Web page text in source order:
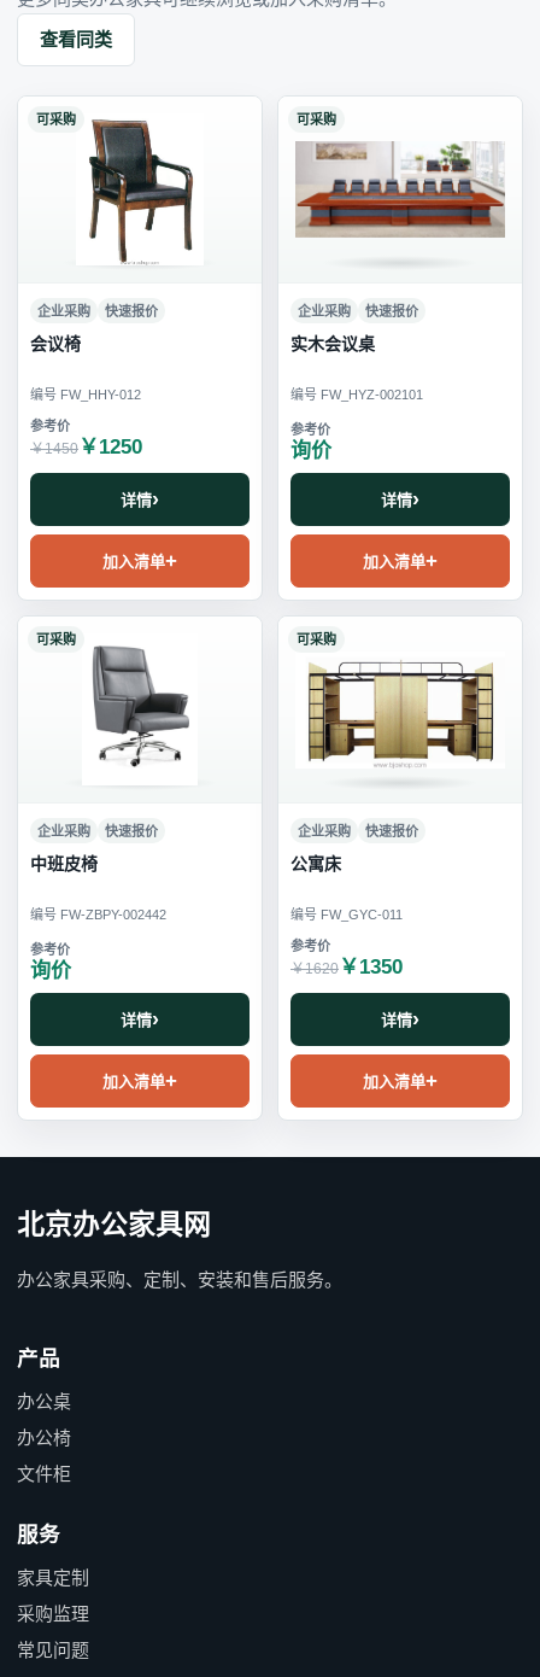
查看同类
可采购
企业采购 快速报价
会议椅
编号 FW_HHY-012
￥1450 ￥1250
详情
加入清单
可采购
企业采购 快速报价
实木会议桌
编号 FW_HYZ-002101
询价
详情
加入清单
可采购
企业采购 快速报价
中班皮椅
编号 FW-ZBPY-002442
询价
详情
加入清单
可采购
企业采购 快速报价
公寓床
编号 FW_GYC-011
￥1620 ￥1350
详情
加入清单
北京办公家具网
办公家具采购、定制、安装和售后服务。
产品
办公桌
办公椅
文件柜
服务
家具定制
采购监理
常见问题